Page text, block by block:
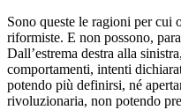
Sono queste le ragioni per
riformiste. E non possono,
Dall’estrema destra alla
comportamenti, intenti
potendo più definirsi, né
rivoluzionaria, non potendo